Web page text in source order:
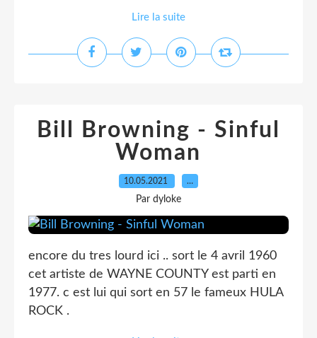
Lire la suite
Bill Browning - Sinful
Woman
10.05.2021 …
Par dyloke
encore du tres lourd ici .. sort le 4 avril 1960
cet artiste de WAYNE COUNTY est parti en
1977. c est lui qui sort en 57 le fameux HULA
ROCK .